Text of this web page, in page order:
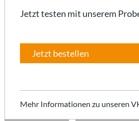
Jetzt testen mit unserem
Jetzt bestellen
Mehr Informationen zu unseren